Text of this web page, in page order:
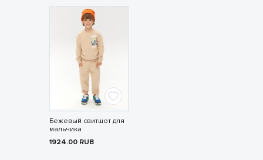
Бежевый свитшот для
мальчика
1924.00 RUB